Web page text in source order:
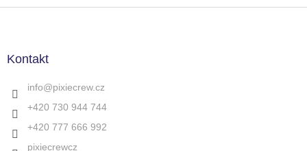
Kontakt
info@pixiecrew.cz
+420 730 944 744
+420 777 666 992
pixiecrewcz